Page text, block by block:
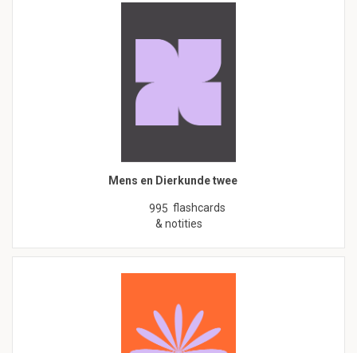
Mens en Dierkunde twee
995 flashcards
& notities